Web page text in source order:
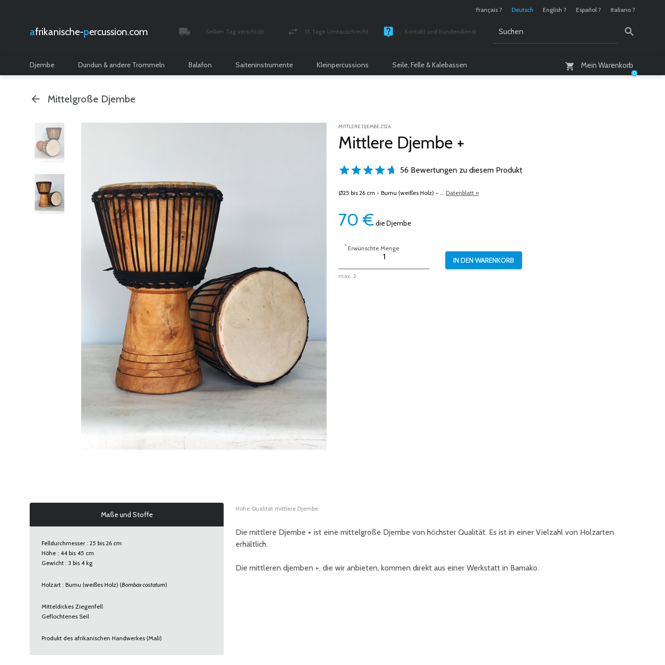
Français ? Deutsch English ? Español ? Italiano ?
afrikanische- percussion.com Selben Tag verschickt 15 Tage Umtauschrecht Kontakt und Kundendienst
Mein Warenkorb
0
Djembe Dundun & andere Trommeln Balafon Saiteninstrumente Kleinpercussions Seile, Felle & Kalebassen
Mittelgroße Djembe
MITTLERE DJEMBE 2526
Mittlere Djembe +
56 Bewertungen zu diesem Produkt
Ø25 bis 26 cm - Bumu (weißes Holz) - ... Datenblatt »
70 € die Djembe
*Erwünschte Menge
max. 2
Maße und Stoffe
Felldurchmesser : 25 bis 26 cm
Höhe : 44 bis 45 cm
Gewicht : 3 bis 4 kg
Holzart : Bumu (weißes Holz) (Bombax costatum)
Mitteldickes Ziegenfell
Geflochtenes Seil
Produkt des afrikanischen Handwerkes (Mali)
Hohe Qualität mittlere Djembe
Die mittlere Djembe + ist eine mittelgroße Djembe von höchster Qualität. Es ist in einer Vielzahl von Holzarten
erhältlich.
Die mittleren djemben +, die wir anbieten, kommen direkt aus einer Werkstatt in Bamako.